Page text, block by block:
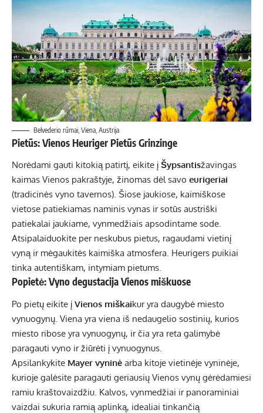
Belvederio rūmai, Viena, Austrija
Pietūs: Vienos Heuriger Pietūs Grinzinge
Norėdami gauti kitokią patirtį, eikite į Šypsantisžavingas
kaimas Vienos pakraštyje, žinomas dėl savo eurigeriai
(tradicinės vyno tavernos). Šiose jaukiose, kaimiškose
vietose patiekiamas naminis vynas ir sotūs austriški
patiekalai jaukiame, vynmedžiais apsodintame sode.
Atsipalaiduokite per neskubus pietus, ragaudami vietinį
vyną ir mėgaukitės kaimiška atmosfera. Heurigers puikiai
tinka autentiškam, intymiam pietums.
Popietė: Vyno degustacija Vienos miškuose
Po pietų eikite į Vienos miškaikur yra daugybė miesto
vynuogynų. Viena yra viena iš nedaugelio sostinių, kurios
miesto ribose yra vynuogynų, ir čia yra reta galimybė
paragauti vyno ir žiūrėti į vynuogynus.
Apsilankykite Mayer vyninė arba kitoje vietinėje vyninėje,
kurioje galėsite paragauti geriausių Vienos vynų gėrėdamiesi
ramiu kraštovaizdžiu. Kalvos, vynmedžiai ir panoraminiai
vaizdai sukuria ramią aplinką, idealiai tinkančią